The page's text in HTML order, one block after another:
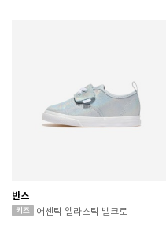
반스
어센틱 엘라스틱 벨크로